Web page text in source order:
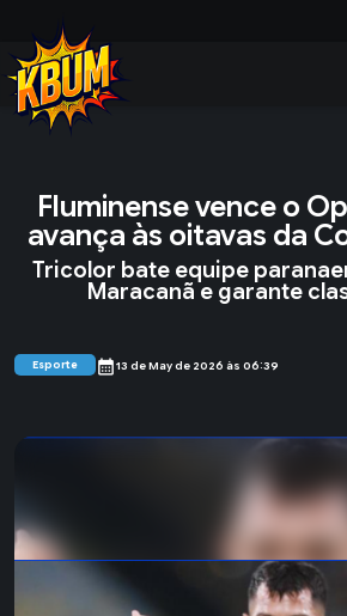
Fluminense vence o
avança às oitavas da
Tricolor bate equipe
Maracanã e garante
Esporte calendar_month13 de May de 2026 às 06:39